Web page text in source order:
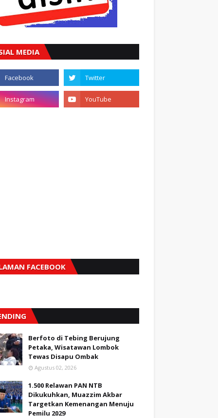
MEDIA
FACEBOOK
Berfoto di Tebing Berujung
Petaka, Wisatawan Lombok
Tewas Disapu Ombak
Agustus 02, 2026
1.500 Relawan PAN NTB
Dikukuhkan, Muazzim Akbar
Targetkan Kemenangan Menuju
Pemilu 2029